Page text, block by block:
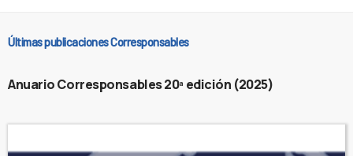
Últimas publicaciones Corresponsables
Anuario Corresponsables 20ª edición (2025)